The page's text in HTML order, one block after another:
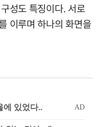
성도 특징이다. 서로
이루며 하나의 화면을